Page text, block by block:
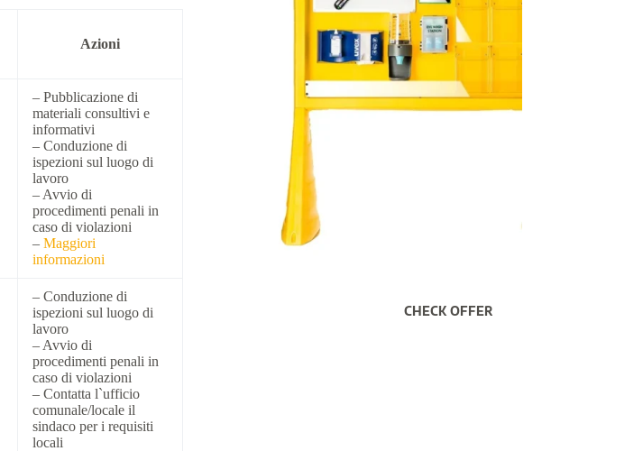
Azioni
– Pubblicazione di
materiali consultivi e
informativi
– Conduzione di
ispezioni sul luogo di
lavoro
– Avvio di
procedimenti penali in
caso di violazioni
– Maggiori
informazioni
– Conduzione di
ispezioni sul luogo di
lavoro
– Avvio di
procedimenti penali in
caso di violazioni
– Contatta l`ufficio
comunale/locale il
sindaco per i requisiti
locali
CHECK OFFER